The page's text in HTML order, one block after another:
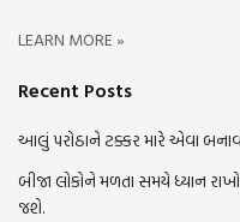
LEARN MORE »
Recent Posts
આલું પરોઠાને ટક્કર મારે એવા
બીજા લોકોને મળતા સમયે ધ્યાન
જશે.